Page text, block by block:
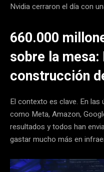
Nvidia cerraron el día con
660.000
sobre la mesa:
construcción
El contexto es clave. En
como Meta, Amazon,
resultados y todos han
gastar mucho más en